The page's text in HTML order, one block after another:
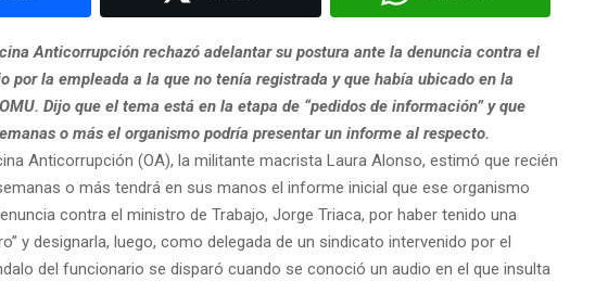
Anticorrupción rechazó adelantar su postura ante la denuncia contra el
por la empleada a la que no tenía registrada y que había ubicado en la
Dijo que el tema está en la etapa de “pedidos de información” y que
o más el organismo podría presentar un informe al respecto.
Anticorrupción (OA), la militante macrista Laura Alonso, estimó que recién
o más tendrá en sus manos el informe inicial que ese organismo
contra el ministro de Trabajo, Jorge Triaca, por haber tenido una
y designarla, luego, como delegada de un sindicato intervenido por el
del funcionario se disparó cuando se conoció un audio en el que insulta